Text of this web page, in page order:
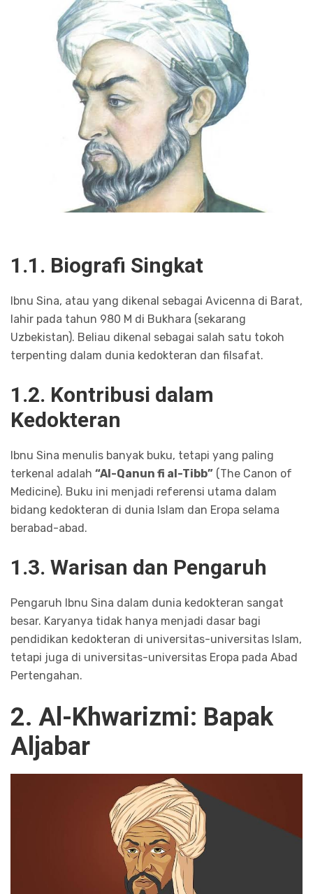
1.1. Biografi Singkat
Ibnu Sina, atau yang dikenal sebagai Avicenna di Barat,
lahir pada tahun 980 M di Bukhara (sekarang
Uzbekistan). Beliau dikenal sebagai salah satu tokoh
terpenting dalam dunia kedokteran dan filsafat.
1.2. Kontribusi dalam
Kedokteran
Ibnu Sina menulis banyak buku, tetapi yang paling
terkenal adalah “Al-Qanun fi al-Tibb” (The Canon of
Medicine). Buku ini menjadi referensi utama dalam
bidang kedokteran di dunia Islam dan Eropa selama
berabad-abad.
1.3. Warisan dan Pengaruh
Pengaruh Ibnu Sina dalam dunia kedokteran sangat
besar. Karyanya tidak hanya menjadi dasar bagi
pendidikan kedokteran di universitas-universitas Islam,
tetapi juga di universitas-universitas Eropa pada Abad
Pertengahan.
2. Al-Khwarizmi: Bapak
Aljabar